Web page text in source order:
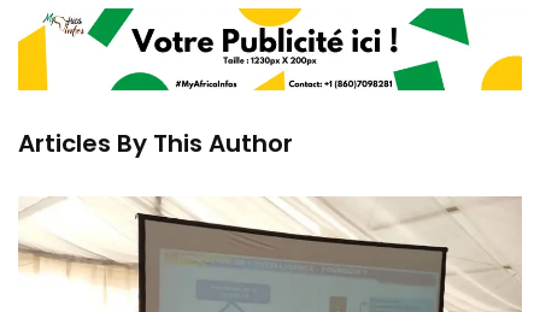
Articles By This Author